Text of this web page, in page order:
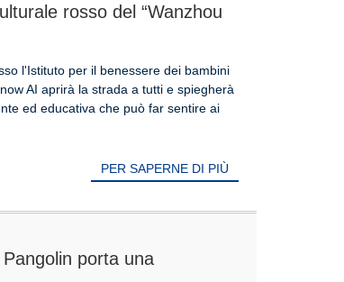
rosso del “Wanzhou
ai bambini di
l'Istituto per il benessere dei bambini
AI aprirà la strada a tutti e spiegherà
ed educativa che può far sentire ai
PER SAPERNE DI PIÙ
porta una